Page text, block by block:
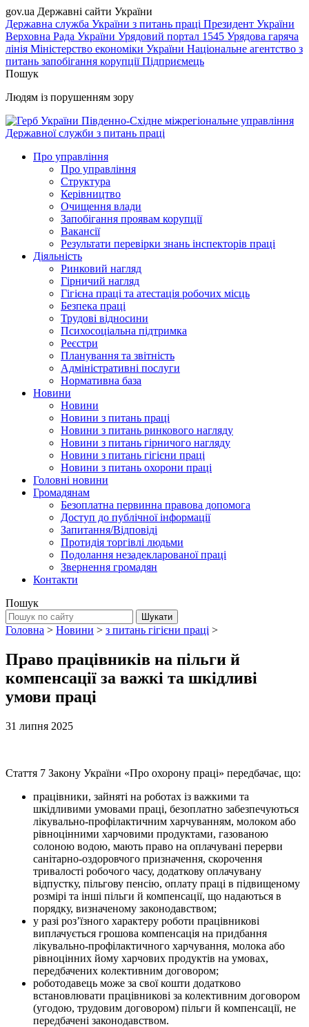
gov.ua Державні сайти України
Державна служба України з питань праці Президент України
Верховна Рада України Урядовий портал 1545 Урядова гаряча
лінія Міністерство економіки України Національне агентство з
питань запобігання корупціїПідприємець
Пошук
Людям із порушенням зору
Південно-Східне міжрегіональне управління
Державної служби з питань праці
Про управління
Про управління
Структура
Керівництво
Очищення влади
Запобігання проявам корупції
Вакансії
Результати перевірки знань інспекторів праці
Діяльність
Ринковий нагляд
Гірничий нагляд
Гігієна праці та атестація робочих місць
Безпека праці
Трудові відносини
Психосоціальна підтримка
Реєстри
Планування та звітність
Адміністративні послуги
Нормативна база
Новини
Новини
Новини з питань праці
Новини з питань ринкового нагляду
Новини з питань гірничого нагляду
Новини з питань гігієни праці
Новини з питань охорони праці
Головні новини
Громадянам
Безоплатна первинна правова допомога
Доступ до публічної інформації
Запитання/Відповіді
Протидія торгівлі людьми
Подолання незадекларованої праці
Звернення громадян
Контакти
Пошук
Головна > Новини > з питань гігієни праці >
Право працівників на пільги й
компенсації за важкі та шкідливі
умови праці
31 липня 2025
Стаття 7 Закону України «Про охорону праці» передбачає, що:
працівники, зайняті на роботах із важкими та
шкідливими умовами праці, безоплатно забезпечуються
лікувально-профілактичним харчуванням, молоком або
рівноцінними харчовими продуктами, газованою
солоною водою, мають право на оплачувані перерви
санітарно-оздоровчого призначення, скорочення
тривалості робочого часу, додаткову оплачувану
відпустку, пільгову пенсію, оплату праці в підвищеному
розмірі та інші пільги й компенсації, що надаються в
порядку, визначеному законодавством;
у разі роз’їзного характеру роботи працівникові
виплачується грошова компенсація на придбання
лікувально-профілактичного харчування, молока або
рівноцінних йому харчових продуктів на умовах,
передбачених колективним договором;
роботодавець може за свої кошти додатково
встановлювати працівникові за колективним договором
(угодою, трудовим договором) пільги й компенсації, не
передбачені законодавством.